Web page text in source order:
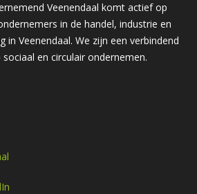
Veenendaal komt actief op
in de handel, industrie en
in Veenendaal. We zijn een verbindend
en circulair ondernemen.